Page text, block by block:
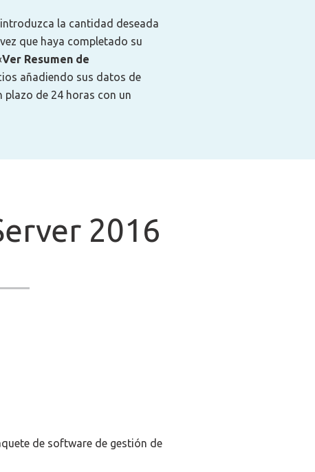
la cantidad deseada
que haya completado su
Ver Resumen de
añadiendo sus datos de
plazo de 24 horas con un
2016
de software de gestión de